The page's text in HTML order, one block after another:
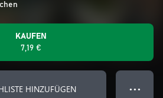
KAUFEN
7,19 €
HINZUFÜGEN ● ● ●